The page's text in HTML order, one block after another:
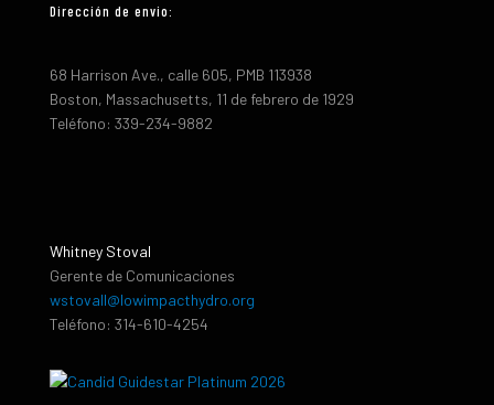
Dirección de envio:
68 Harrison Ave., calle 605, PMB 113938
Boston, Massachusetts, 11 de febrero de 1929
Teléfono: 339-234-9882
Whitney Stoval
Gerente de Comunicaciones
wstovall@lowimpacthydro.org
Teléfono: 314-610-4254